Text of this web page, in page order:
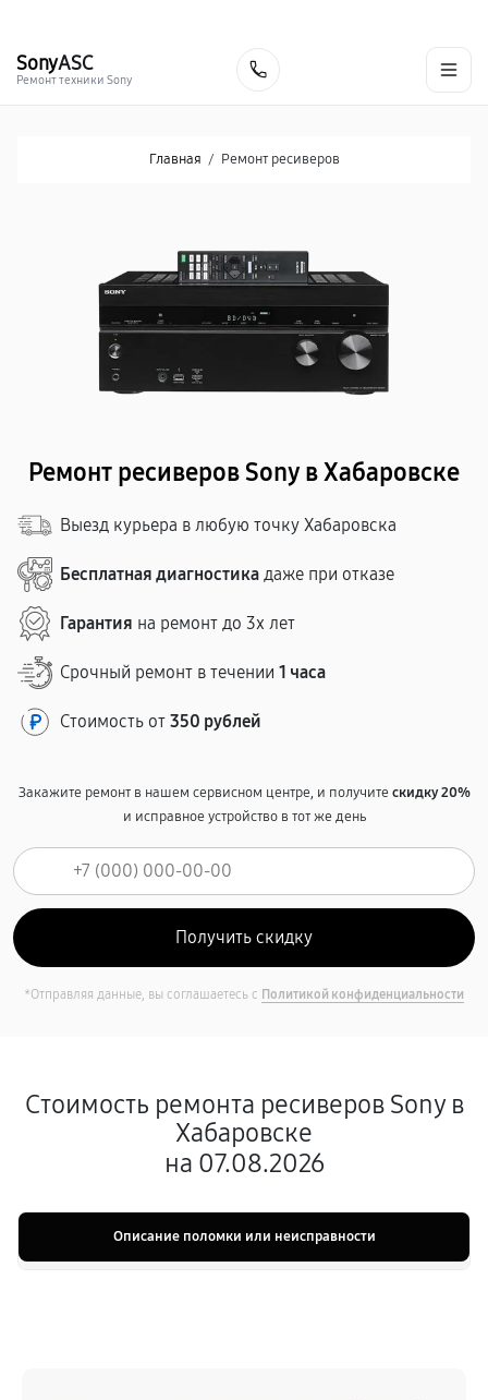
SonyASC
Ремонт техники Sony
Главная / Ремонт ресиверов
Ремонт ресиверов Sony в Хабаровске
Выезд курьера в любую точку Хабаровска
Бесплатная диагностика даже при отказе
Гарантия на ремонт до 3х лет
Срочный ремонт в течении 1 часа
Стоимость от 350 рублей
Закажите ремонт в нашем сервисном центре, и получитескидку 20%
и исправное устройство в тот же день
*Отправляя данные, вы соглашаетесь с Политикой конфиденциальности
Стоимость ремонта ресиверов Sony в
Хабаровске
на 07.08.2026
Описание поломки или неисправности